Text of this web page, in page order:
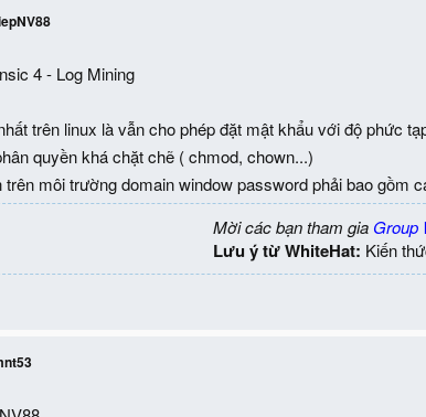
4 - Log Mining
trên linux là vẫn cho phép đặt mật khẩu với độ phức
quyền khá chặt chẽ ( chmod, chown...)
trên môi trường domain window password phải bao gồm
Mời các bạn tham gia Group
Lưu ý từ WhiteHat: Kiến